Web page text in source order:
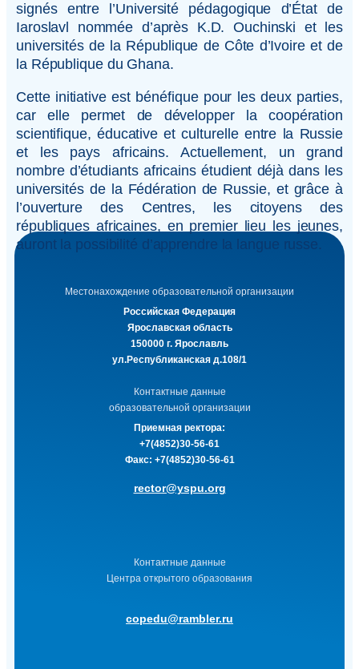
signés entre l’Université pédagogique d’État de
Iaroslavl nommée d’après K.D. Ouchinski et les
universités de la République de Côte d’Ivoire et de
la République du Ghana.
Cette initiative est bénéfique pour les deux parties,
car elle permet de développer la coopération
scientifique, éducative et culturelle entre la Russie
et les pays africains. Actuellement, un grand
nombre d’étudiants africains étudient déjà dans les
universités de la Fédération de Russie, et grâce à
l’ouverture des Centres, les citoyens des
républiques africaines, en premier lieu les jeunes,
auront la possibilité d’apprendre la langue russe.
Местонахождение образовательной организации
Российская Федерация
Ярославская область
150000 г. Ярославль
ул.Республиканская д.108/1
Контактные данные
образовательной организации
Приемная ректора:
+7(4852)30-56-61
Факс: +7(4852)30-56-61
rector@yspu.org
Контактные данные
Центра открытого образования
copedu@rambler.ru